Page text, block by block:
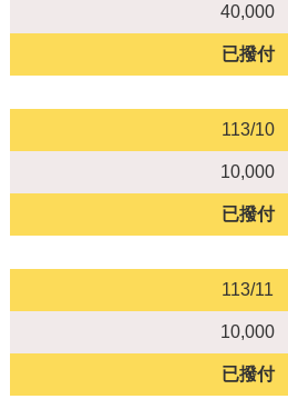
40,000
已撥付
113/10
10,000
已撥付
113/11
10,000
已撥付